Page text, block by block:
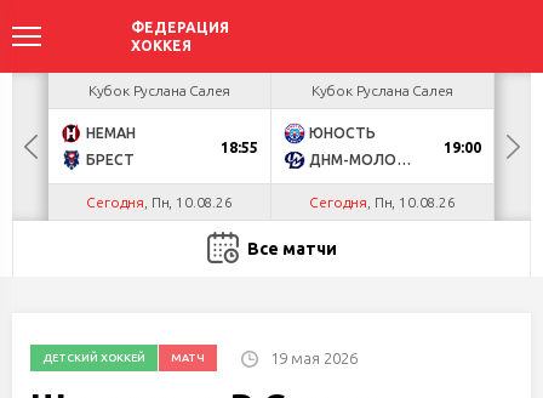
Кубок Руслана Салея
НЕМАН
БРЕСТ
18:55
Сегодня , Пн, 10.08.26
Кубок Руслана Салея
ЮНОСТЬ
ДНМ-МОЛОДЕЧНО
19:00
Сегодня , Пн, 10.08.26
Все матчи
ДЕТСКИЙ ХОККЕЙ МАТЧ 19 мая 2026